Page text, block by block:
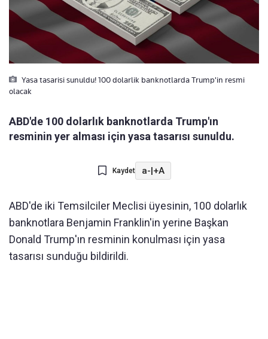
Yasa tasarisi sunuldu! 100 dolarlik banknotlarda Trump'in resmi
olacak
ABD'de 100 dolarlık banknotlarda Trump'ın
resminin yer alması için yasa tasarısı sunuldu.
Kaydet a-|+A
ABD'de iki Temsilciler Meclisi üyesinin, 100 dolarlık
banknotlara Benjamin Franklin'in yerine Başkan
Donald Trump'ın resminin konulması için yasa
tasarısı sunduğu bildirildi.